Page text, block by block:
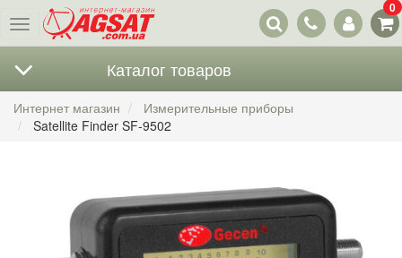
Меню
Наши
контакты
0
Каталог товаров
Интернет магазин
Измерительные приборы
Satellite Finder SF-9502